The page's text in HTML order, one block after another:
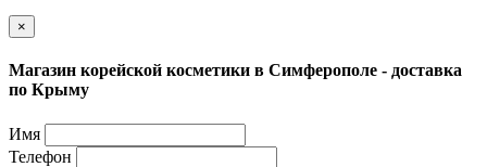
×
Магазин корейской косметики в Симферополе - доставка
по Крыму
Имя
Телефон